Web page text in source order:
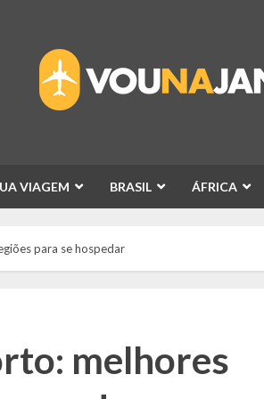
VIAGEM BRASIL ÁFRICA
para se hospedar
melhores